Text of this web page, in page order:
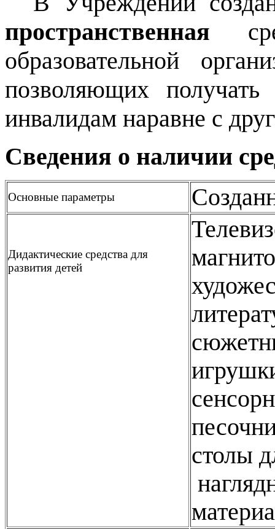
пространственная
образовательной
позволяющих
инвалидам наравне с
Сведения о наличии
Основные параметры
Дидактические средства для
развития детей
столы